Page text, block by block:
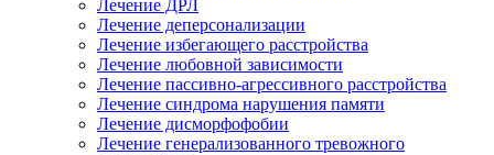
Лечение ДРЛ
Лечение деперсонализации
Лечение избегающего расстройства
Лечение любовной зависимости
Лечение пассивно-агрессивного расстройства
Лечение синдрома нарушения памяти
Лечение дисморфофобии
Лечение генерализованного тревожного